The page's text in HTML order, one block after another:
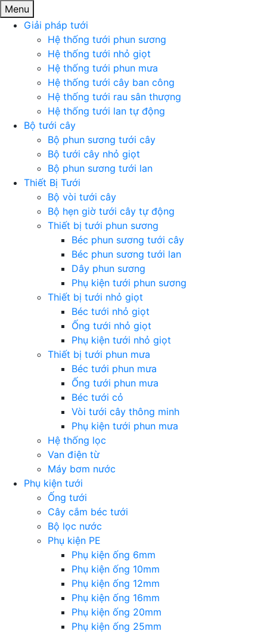
Menu
Giải pháp tưới
Hệ thống tưới phun sương
Hệ thống tưới nhỏ giọt
Hệ thống tưới phun mưa
Hệ thống tưới cây ban công
Hệ thống tưới rau sân thượng
Hệ thống tưới lan tự động
Bộ tưới cây
Bộ phun sương tưới cây
Bộ tưới cây nhỏ giọt
Bộ phun sương tưới lan
Thiết Bị Tưới
Bộ vòi tưới cây
Bộ hẹn giờ tưới cây tự động
Thiết bị tưới phun sương
Béc phun sương tưới cây
Béc phun sương tưới lan
Dây phun sương
Phụ kiện tưới phun sương
Thiết bị tưới nhỏ giọt
Béc tưới nhỏ giọt
Ống tưới nhỏ giọt
Phụ kiện tưới nhỏ giọt
Thiết bị tưới phun mưa
Béc tưới phun mưa
Ống tưới phun mưa
Béc tưới cỏ
Vòi tưới cây thông minh
Phụ kiện tưới phun mưa
Hệ thống lọc
Van điện từ
Máy bơm nước
Phụ kiện tưới
Ống tưới
Cây cắm béc tưới
Bộ lọc nước
Phụ kiện PE
Phụ kiện ống 6mm
Phụ kiện ống 10mm
Phụ kiện ống 12mm
Phụ kiện ống 16mm
Phụ kiện ống 20mm
Phụ kiện ống 25mm